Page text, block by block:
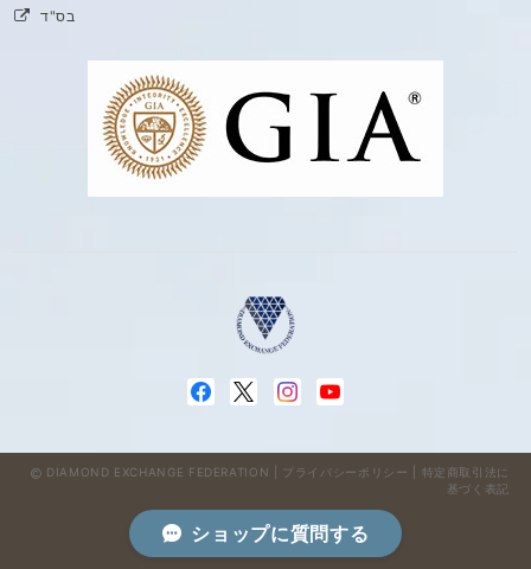
בס"ד
DIAMOND EXCHANGE FEDERATION | プライバシーポリシー
特定商取引法に
基づく表記
ショップに質問する